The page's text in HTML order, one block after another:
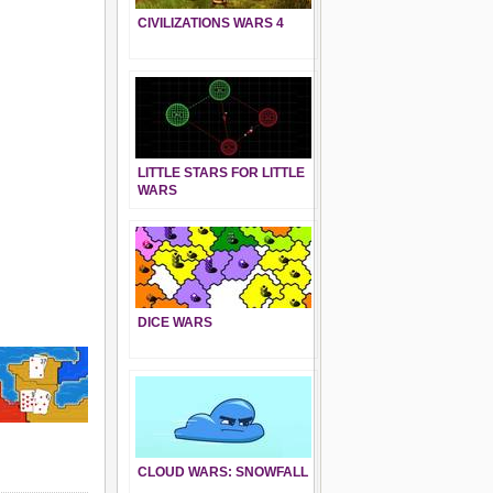
CIVILIZATIONS WARS 4
LITTLE STARS FOR LITTLE
WARS
DICE WARS
CLOUD WARS: SNOWFALL